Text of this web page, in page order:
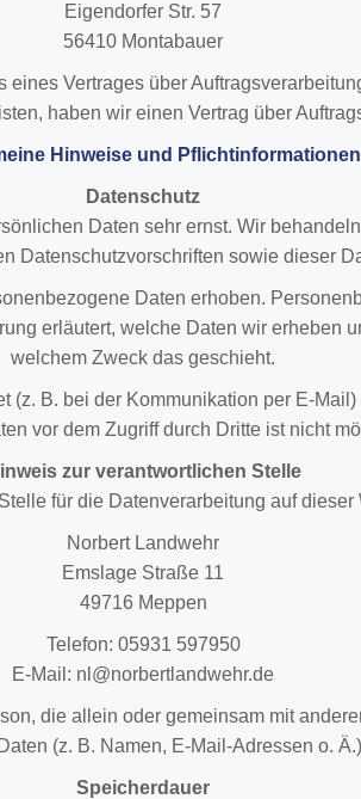
Eigendorfer Str. 57
56410 Montabauer
eines Vertrages über
haben wir einen Vertrag über
Hinweise und Pflicht­informationen
Datenschutz
Daten sehr ernst. Wir
Datenschutzvorschriften sowie dieser
Daten erhoben.
erläutert, welche Daten wir erheben
welchem Zweck das geschieht.
(z. B. bei der Kommunikation per E-
vor dem Zugriff durch Dritte ist nicht
zur verantwortlichen Stelle
für die Datenverarbeitung auf dieser
Norbert Landwehr
Emslage Straße 11
49716 Meppen
Telefon: 05931 597950
E-Mail: nl@norbertlandwehr.de
die allein oder gemeinsam mit
(z. B. Namen, E-Mail-Adressen o.
Speicherdauer